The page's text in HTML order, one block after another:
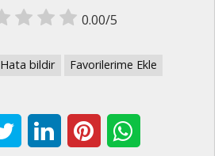
0.00/5
Hata bildir Favorilerime Ekle